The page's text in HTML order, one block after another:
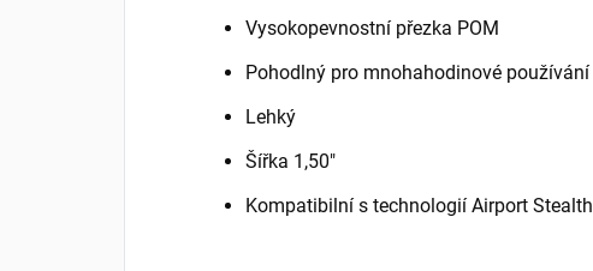
Vysokopevnostní přezka POM
Pohodlný pro mnohahodinové používání
Lehký
Šířka 1,50"
Kompatibilní s technologií Airport Stealth